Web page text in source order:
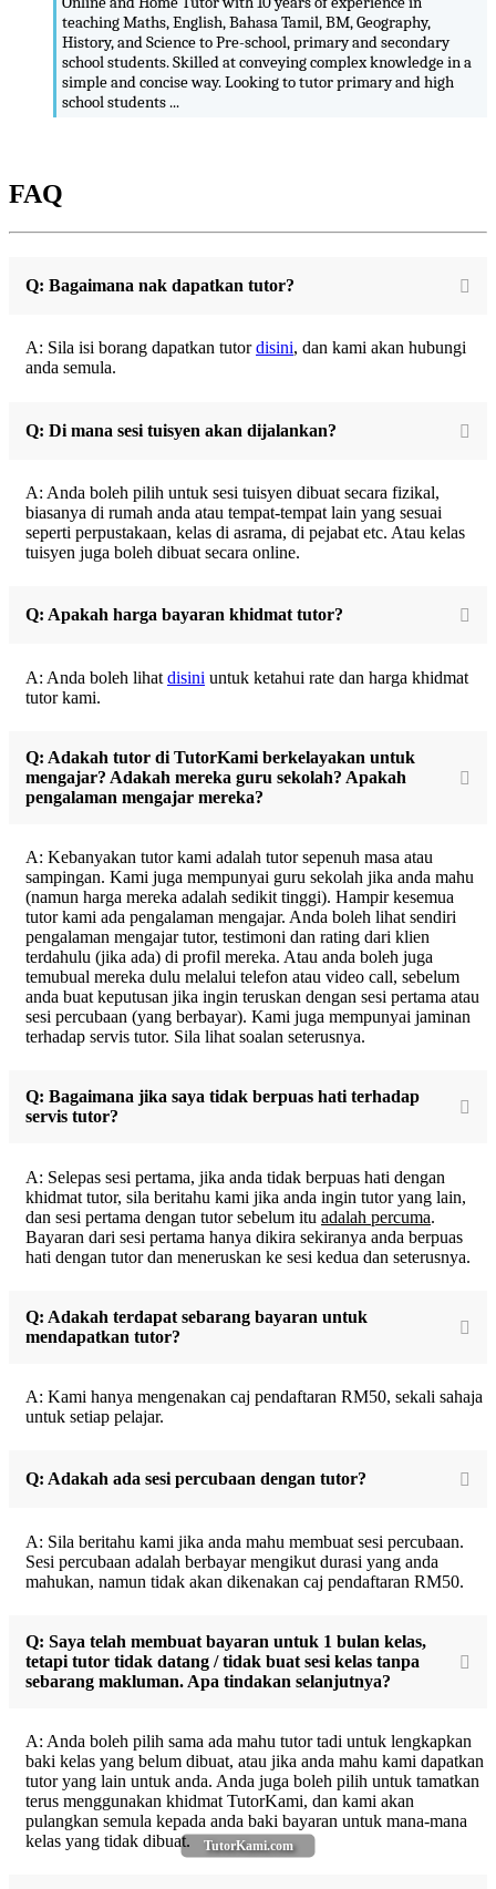
TutorKami.com
teaching Maths, English, Bahasa Tamil, BM, Geography,
History, and Science to Pre-school, primary and secondary
school students. Skilled at conveying complex knowledge in a
simple and concise way. Looking to tutor primary and high
school students ...
FAQ
Q: Bagaimana nak dapatkan tutor?
A: Sila isi borang dapatkan tutordisini, dan kami akan hubungi
anda semula.
Q: Di mana sesi tuisyen akan dijalankan?
A: Anda boleh pilih untuk sesi tuisyen dibuat secara fizikal,
biasanya di rumah anda atau tempat-tempat lain yang sesuai
seperti perpustakaan, kelas di asrama, di pejabat etc. Atau kelas
tuisyen juga boleh dibuat secara online.
Q: Apakah harga bayaran khidmat tutor?
A: Anda boleh lihat disini untuk ketahui rate dan harga khidmat
tutor kami.
Q: Adakah tutor di TutorKami berkelayakan untuk
mengajar? Adakah mereka guru sekolah? Apakah
pengalaman mengajar mereka?
A: Kebanyakan tutor kami adalah tutor sepenuh masa atau
sampingan. Kami juga mempunyai guru sekolah jika anda mahu
(namun harga mereka adalah sedikit tinggi). Hampir kesemua
tutor kami ada pengalaman mengajar. Anda boleh lihat sendiri
pengalaman mengajar tutor, testimoni dan rating dari klien
terdahulu (jika ada) di profil mereka. Atau anda boleh juga
temubual mereka dulu melalui telefon atau video call, sebelum
anda buat keputusan jika ingin teruskan dengan sesi pertama atau
sesi percubaan (yang berbayar). Kami juga mempunyai jaminan
terhadap servis tutor. Sila lihat soalan seterusnya.
Q: Bagaimana jika saya tidak berpuas hati terhadap
servis tutor?
A: Selepas sesi pertama, jika anda tidak berpuas hati dengan
khidmat tutor, sila beritahu kami jika anda ingin tutor yang lain,
dan sesi pertama dengan tutor sebelum itu adalah percuma.
Bayaran dari sesi pertama hanya dikira sekiranya anda berpuas
hati dengan tutor dan meneruskan ke sesi kedua dan seterusnya.
Q: Adakah terdapat sebarang bayaran untuk
mendapatkan tutor?
A: Kami hanya mengenakan caj pendaftaran RM50, sekali sahaja
untuk setiap pelajar.
Q: Adakah ada sesi percubaan dengan tutor?
A: Sila beritahu kami jika anda mahu membuat sesi percubaan.
Sesi percubaan adalah berbayar mengikut durasi yang anda
mahukan, namun tidak akan dikenakan caj pendaftaran RM50.
Q: Saya telah membuat bayaran untuk 1 bulan kelas,
tetapi tutor tidak datang / tidak buat sesi kelas tanpa
sebarang makluman. Apa tindakan selanjutnya?
A: Anda boleh pilih sama ada mahu tutor tadi untuk lengkapkan
baki kelas yang belum dibuat, atau jika anda mahu kami dapatkan
tutor yang lain untuk anda. Anda juga boleh pilih untuk tamatkan
terus menggunakan khidmat TutorKami, dan kami akan
pulangkan semula kepada anda baki bayaran untuk mana-mana
kelas yang tidak dibuat.